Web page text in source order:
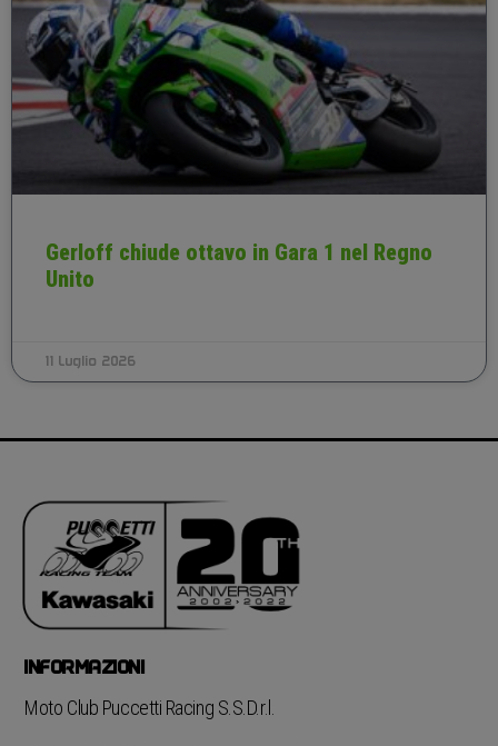
Gerloff chiude ottavo in Gara 1 nel Regno
Unito
11 Luglio 2026
INFORMAZIONI
Moto Club Puccetti Racing S.S.D.r.l.